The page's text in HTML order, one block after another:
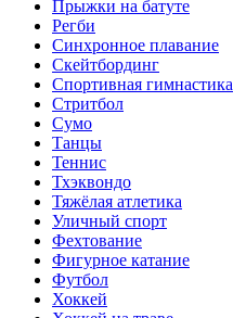
Прыжки на батуте
Регби
Синхронное плавание
Скейтбординг
Спортивная гимнастика
Стритбол
Сумо
Танцы
Теннис
Тхэквондо
Тяжёлая атлетика
Уличный спорт
Фехтование
Фигурное катание
Футбол
Хоккей